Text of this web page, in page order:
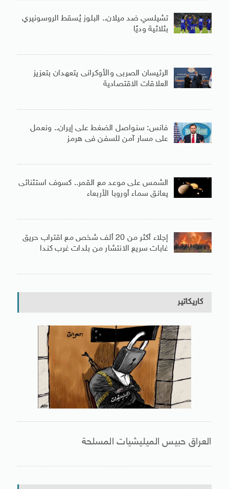
تشيلسي ضد ميلان.. البلوز يُسقط الروسونيري
بثلاثية وديًا
الرئيسان الصربى والأوكرانى يتعهدان بتعزيز
العلاقات الاقتصادية
فانس: سنواصل الضغط على إيران.. ونعمل
على مسار آمن للسفن فى هرمز
الشمس على موعد مع القمر.. كسوف استثنائى
يعانق سماء أوروبا الأربعاء
إجلاء أكثر من 20 ألف شخص مع اقتراب حريق
غابات سريع الانتشار من بلدات غرب كندا
كاريكاتير
العراق حبيس الميليشيات المسلحة